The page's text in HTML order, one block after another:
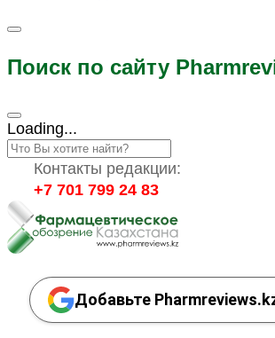
Поиск по сайту
Loading...
Контакты редакции:
+7 701 799 24 83
Добавьте